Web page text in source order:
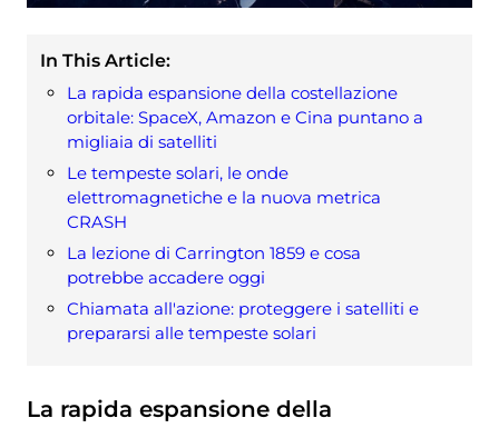
In This Article:
La rapida espansione della costellazione
orbitale: SpaceX, Amazon e Cina puntano a
migliaia di satelliti
Le tempeste solari, le onde
elettromagnetiche e la nuova metrica
CRASH
La lezione di Carrington 1859 e cosa
potrebbe accadere oggi
Chiamata all'azione: proteggere i satelliti e
prepararsi alle tempeste solari
La rapida espansione della